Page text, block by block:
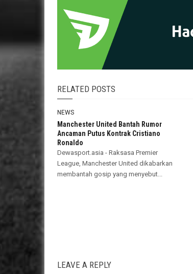
RELATED POSTS
NEWS
Manchester United Bantah Rumor
Ancaman Putus Kontrak Cristiano
Ronaldo
Dewasport.asia - Raksasa Premier
League, Manchester United dikabarkan
membantah gosip yang menyebut...
LEAVE A REPLY